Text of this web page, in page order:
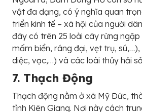
vật đa dạng, có ý nghĩa quan
triển kinh tế – xã hội của người
đây có trên 25 loài cây rừng
mấm biển, ráng đại, vẹt trụ, sú,…),
diệc, vạc,…) và các loài thủy hải
7. Thạch Động
Thạch động nằm ở xã Mỹ Đức,
tỉnh Kiên Giang. Nơi này cách